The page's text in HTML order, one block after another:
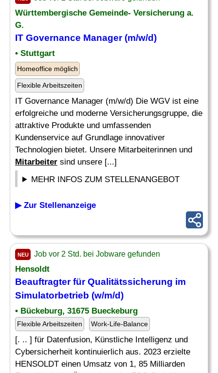
Württembergische Gemeinde- Versicherung a.
G.
IT Governance Manager (m/w/d)
• Stuttgart
Homeoffice möglich
Flexible Arbeitszeiten
IT Governance Manager (m/w/d) Die WGV ist eine
erfolgreiche und moderne Versicherungsgruppe, die
attraktive Produkte und umfassenden
Kundenservice auf Grundlage innovativer
Technologien bietet. Unsere Mitarbeiterinnen und
Mitarbeiter sind unsere [...]
MEHR INFOS ZUM STELLENANGEBOT
▶ Zur Stellenanzeige
NEU Job vor 2 Std. bei Jobware gefunden
Hensoldt
Beauftragter für Qualitätssicherung im
Simulatorbetrieb (w/m/d)
• Bückeburg, 31675 Bueckeburg
Flexible Arbeitszeiten Work-Life-Balance
[. .. ] für Datenfusion, Künstliche Intelligenz und
Cybersicherheit kontinuierlich aus. 2023 erzielte
HENSOLDT einen Umsatz von 1, 85 Milliarden